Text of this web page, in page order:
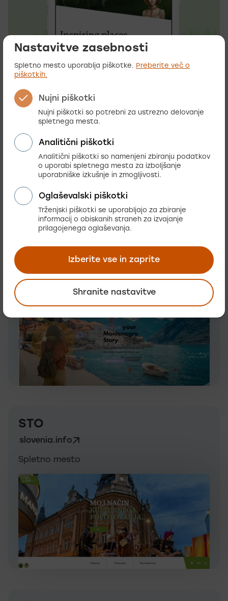
Število rezultatov: 5
Kaj smo še naredili?
montenegro.travel
Spletno mesto
STO
slovenia.info
Spletno mesto
Nastavitve zasebnosti
Spletno mesto uporablja piškotke. Preberite več o
piškotkih.
Nujni piškotki
Nujni piškotki so potrebni za ustrezno delovanje
spletnega mesta.
Analitični piškotki
Analitični piškotki so namenjeni zbiranju podatkov
o uporabi spletnega mesta za izboljšanje
uporabniške izkušnje in zmogljivosti.
Oglaševalski piškotki
Trženjski piškotki se uporabljajo za zbiranje
informacij o obiskanih straneh za izvajanje
prilagojenega oglaševanja.
Izberite vse in zaprite
Shranite nastavitve